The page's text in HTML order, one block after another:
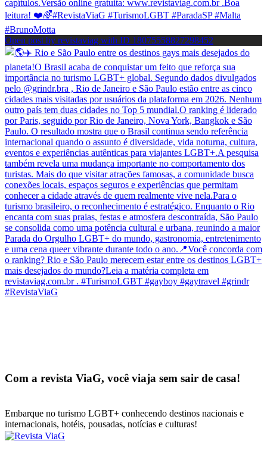
Open post by revistaviag with ID 18075558827298452
Com a revista ViaG, você viaja sem sair de casa!
Embarque no turismo LGBT+ conhecendo destinos nacionais e
internacionais, hotéis, pousadas, notícias e culturas!